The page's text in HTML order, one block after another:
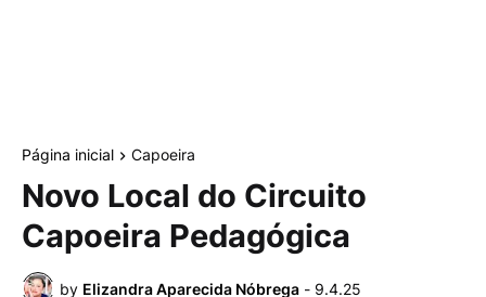
Página inicial Capoeira
Novo Local do Circuito
Capoeira Pedagógica
by Elizandra Aparecida Nóbrega - 9.4.25